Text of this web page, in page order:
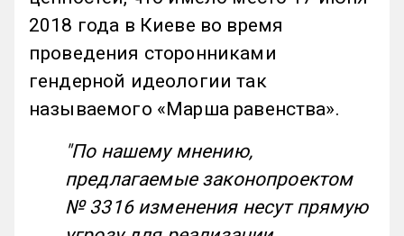
2018 года в Киеве во время
проведения сторонниками
гендерной идеологии так
называемого «Марша равенства».
"По нашему мнению,
предлагаемые законопроектом
№ 3316 изменения несут прямую